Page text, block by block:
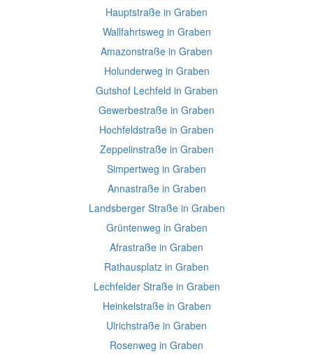
Hauptstraße in Graben
Wallfahrtsweg in Graben
Amazonstraße in Graben
Holunderweg in Graben
Gutshof Lechfeld in Graben
Gewerbestraße in Graben
Hochfeldstraße in Graben
Zeppelinstraße in Graben
Simpertweg in Graben
Annastraße in Graben
Landsberger Straße in Graben
Grüntenweg in Graben
Afrastraße in Graben
Rathausplatz in Graben
Lechfelder Straße in Graben
Heinkelstraße in Graben
Ulrichstraße in Graben
Rosenweg in Graben